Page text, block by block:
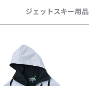
ジェットスキー用品